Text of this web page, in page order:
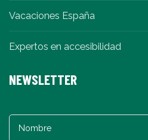
Vacaciones España
Expertos en accesibilidad
NEWSLETTER